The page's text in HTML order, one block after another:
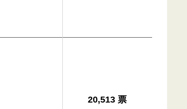
20,513 票